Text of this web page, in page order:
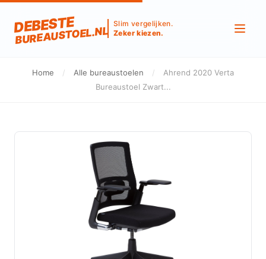
DEBESTE
BUREAUSTOEL.NL
Slim vergelijken.
Zeker kiezen.
Home / Alle bureaustoelen /
Ahrend 2020 Verta
Bureaustoel Zwart...